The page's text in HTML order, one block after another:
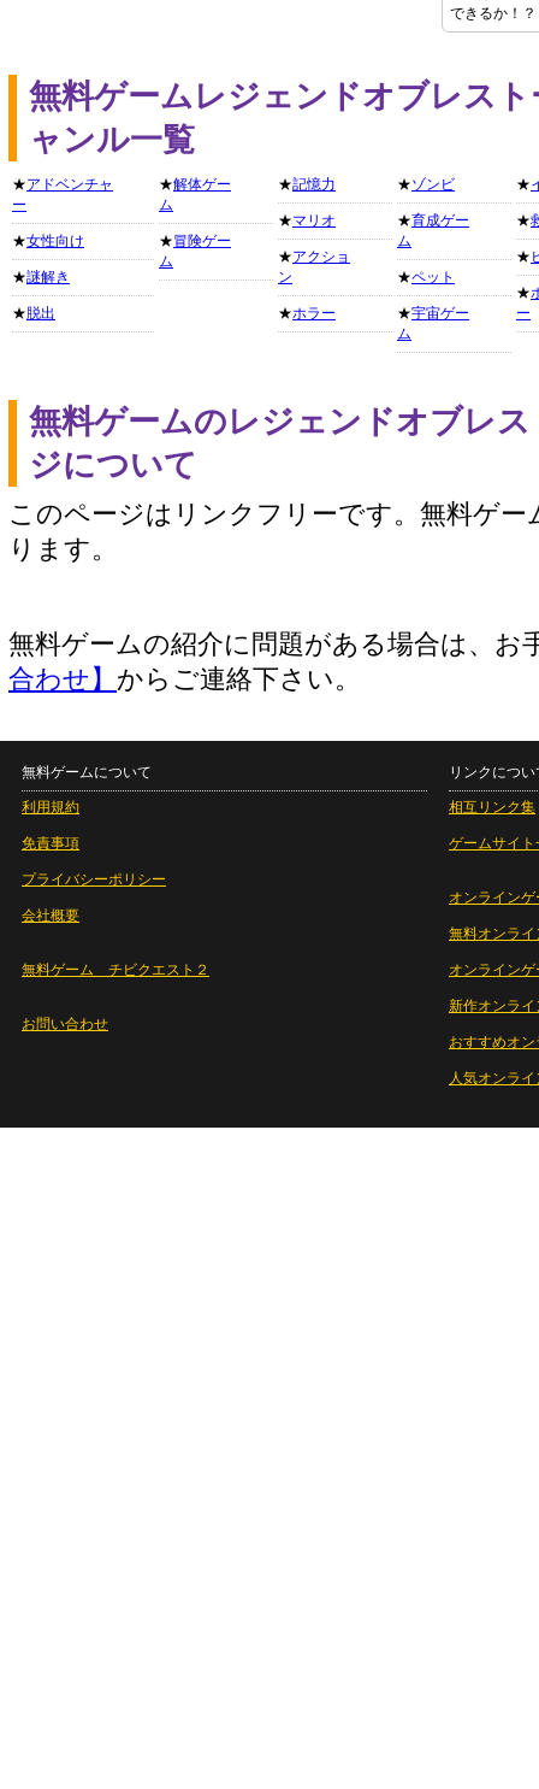
できるか！？
無料ゲームレジェンドオブレス
ャンル一覧
★アドベンチャ
ー
★女性向け
★謎解き
★ 脱出
★解体ゲー
ム
★冒険ゲー
ム
★記憶力
★マリオ
★アクショ
ン
★ホラー
★ゾンビ
★育成ゲー
ム
★ペット
★宇宙ゲー
ム
★
★
★
★
ー
無料ゲームのレジェンドオブレ
ジについて
このページはリンクフリーです。無料ゲー
ります。
無料ゲームの紹介に問題がある場合は、お
合わせ】 からご連絡下さい。
無料ゲームについて
利用規約
免責事項
プライバシーポリシー
会社概要
無料ゲーム チビクエスト２
お問い合わせ
リンクについ
相互リンク集
ゲームサイト
オンラインゲ
無料オンライ
オンライン
新作オンライ
おすすめオ
人気オンラ